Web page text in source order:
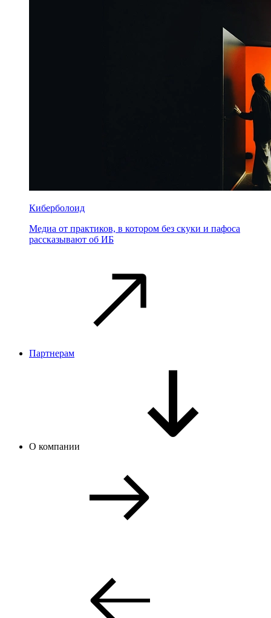
Киберболоид
Медиа от практиков, в котором без скуки и пафоса
рассказывают об ИБ
Партнерам
О компании